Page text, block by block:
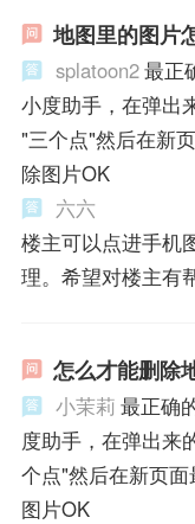
地图里的图片
splatoon2最正
小度助手，在弹出
"三个点"然后在新
除图片OK
六六
楼主可以点进手机
理。希望对楼主有
怎么才能删除
小茉莉 最正确
度助手，在弹出来
个点"然后在新页面
图片OK